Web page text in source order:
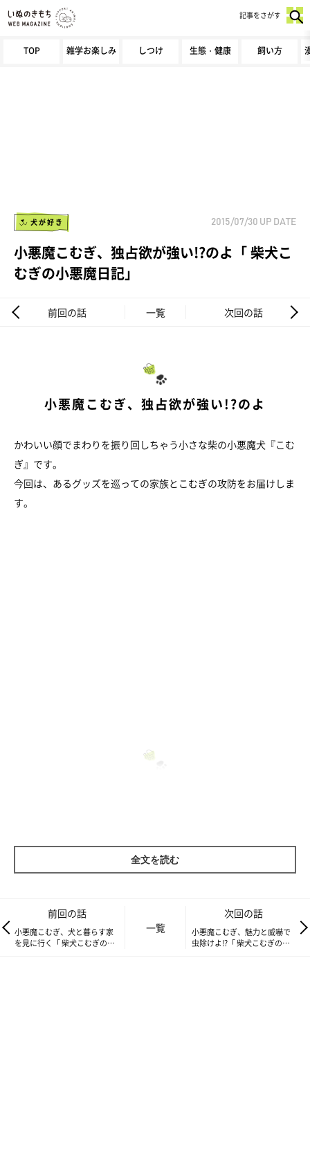
TOP 雑学お楽しみ しつけ 生態・健康 飼い方
記事をさがす
犬が好き 2015/07/30 UP DATE
小悪魔こむぎ、独占欲が強い!?のよ「 柴犬こ
むぎの小悪魔日記」
前回の話 一覧 次回の話
小悪魔こむぎ、独占欲が強い!?のよ
かわいい顔でまわりを振り回しちゃう小さな柴の小悪魔犬『こむ
ぎ』です。
今回は、あるグッズを巡っての家族とこむぎの攻防をお届けしま
す。
全文を読む
前回の話
小悪魔こむぎ、犬と暮らす家
を見に行く「 柴犬こむぎの小
一覧
次回の話
小悪魔こむぎ、魅力と威嚇で
虫除けよ!?「 柴犬こむぎの小